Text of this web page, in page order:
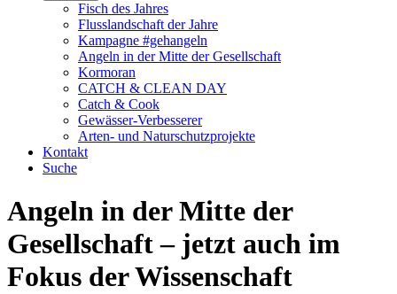
Fisch des Jahres
Flusslandschaft der Jahre
Kampagne #gehangeln
Angeln in der Mitte der Gesellschaft
Kormoran
CATCH & CLEAN DAY
Catch & Cook
Gewässer-Verbesserer
Arten- und Naturschutzprojekte
Kontakt
Suche
Angeln in der Mitte der
Gesellschaft – jetzt auch im
Fokus der Wissenschaft